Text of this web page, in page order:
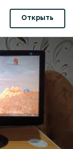
Открыть